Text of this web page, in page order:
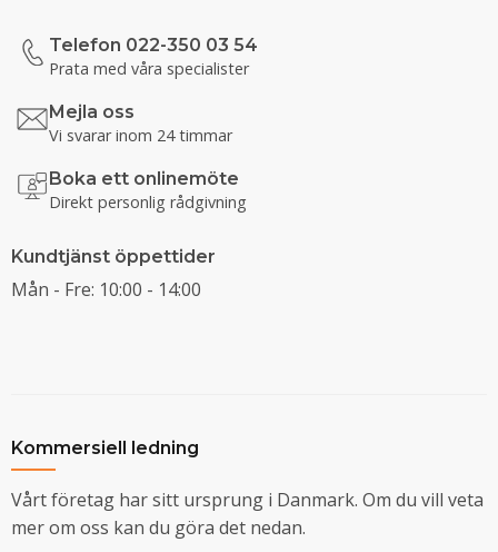
Telefon 022-350 03 54
Prata med våra specialister
Mejla oss
Vi svarar inom 24 timmar
Boka ett onlinemöte
Direkt personlig rådgivning
Kundtjänst öppettider
Mån - Fre: 10:00 - 14:00
Kommersiell ledning
Vårt företag har sitt ursprung i Danmark. Om du vill veta
mer om oss kan du göra det nedan.